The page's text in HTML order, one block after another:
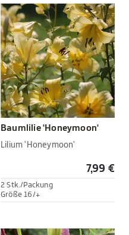
Baumlilie 'Honeymoon'
Lilium 'Honeymoon'
7,99 €
2 Stk./Packung
Größe 16/+